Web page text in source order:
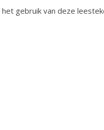
gebruik van deze